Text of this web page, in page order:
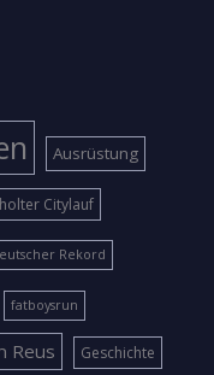
Ausrüstung
Citylauf
Rekord
fatboysrun
Reus Geschichte